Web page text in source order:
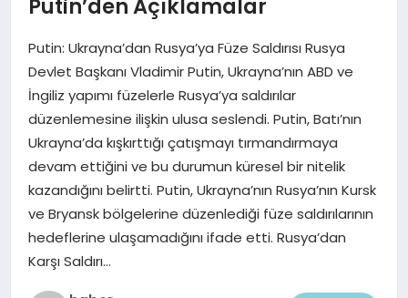
SAĞLIK
EKONOMI
MAGAZIN
Putin’den Açıklamalar
Putin: Ukrayna’dan Rusya’ya Füze Saldırısı Rusya
Devlet Başkanı Vladimir Putin, Ukrayna’nın ABD ve
İngiliz yapımı füzelerle Rusya’ya saldırılar
düzenlemesine ilişkin ulusa seslendi. Putin, Batı’nın
Ukrayna’da kışkırttığı çatışmayı tırmandırmaya
devam ettiğini ve bu durumun küresel bir nitelik
kazandığını belirtti. Putin, Ukrayna’nın Rusya’nın Kursk
ve Bryansk bölgelerine düzenlediği füze saldırılarının
hedeflerine ulaşamadığını ifade etti. Rusya’dan
Karşı Saldırı…